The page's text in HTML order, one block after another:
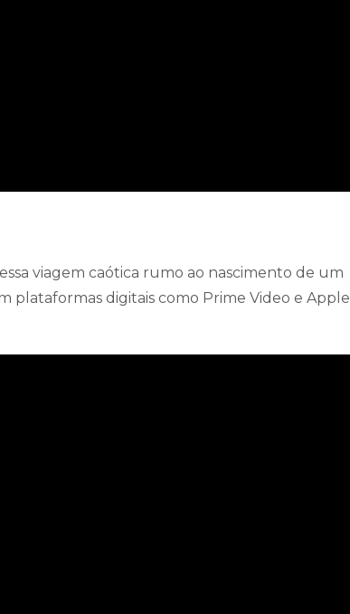
viagem caótica rumo ao nascimento de um
plataformas digitais como Prime Video e Apple